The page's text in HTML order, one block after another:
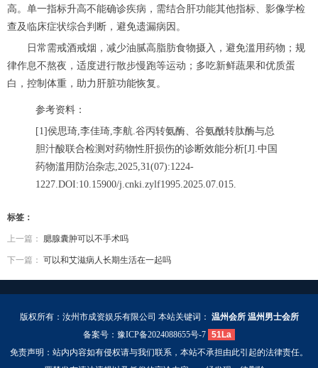
高。单一指标升高不能确诊疾病，需结合肝功能其他指标、影像学检
查及临床症状综合判断，避免遗漏病因。
日常需戒酒戒烟，减少油腻高脂肪食物摄入，避免滥用药物；规
律作息不熬夜，适度进行散步慢跑等运动；多吃新鲜蔬果和优质蛋
白，控制体重，助力肝脏功能恢复。
参考资料：
[1]侯思琦,李佳琦,李航.谷丙转氨酶、谷氨酰转肽酶与总
胆汁酸联合检测对药物性肝损伤的诊断效能分析[J].中国
药物滥用防治杂志,2025,31(07):1224-
1227.DOI:10.15900/j.cnki.zylf1995.2025.07.015.
标签：
上一篇： 腮腺囊肿可以不手术吗
下一篇： 可以和艾滋病人长期生活在一起吗
版权所有：汝州市成资娱乐有限公司 本站关键词： 温州会所 温州男士会所
备案号： 豫ICP备2024088655号-7 51La
免责声明：站内内容如有侵权请与我们联系，本站不承担由此引起的法律责任。